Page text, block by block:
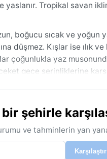
Tropikal savan
boğucu sıcak ve yoğun
düşmez. Kışlar ise ılık
çoğunlukla yaz
gece serinliklerine
daha dengeli olduğu
üzerine hafif bir pus
için hareketli bir
şehirle
ve tahminlerin yan